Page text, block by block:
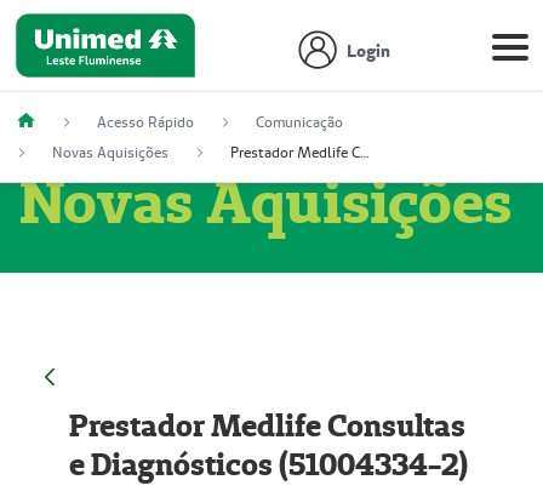
Login
Acesso Rápido
Comunicação
Novas Aquisições
Prestador Medlife Consultas e Diagnósticos (51004334-2)
Novas Aquisições
Prestador Medlife Consultas
e Diagnósticos (51004334-2)